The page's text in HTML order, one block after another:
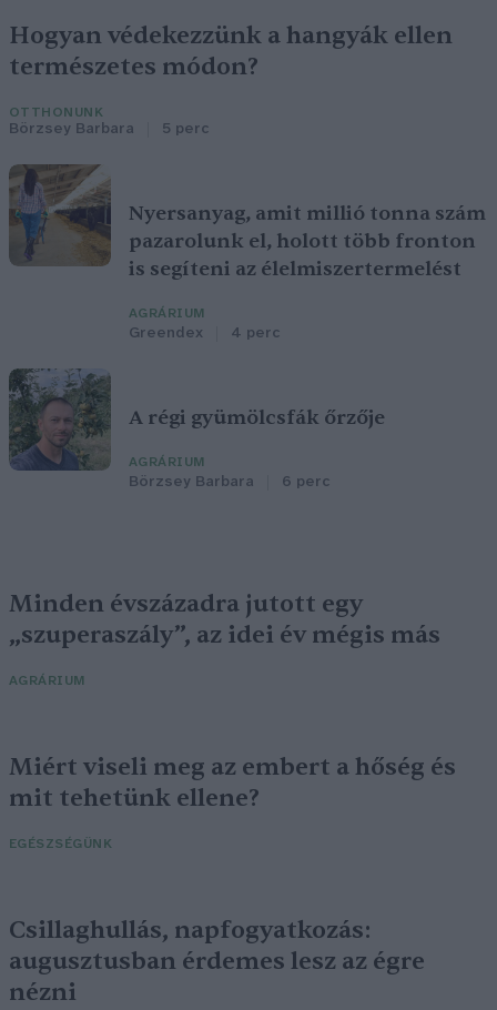
Hogyan védekezzünk a hangyák ellen
természetes módon?
OTTHONUNK
Börzsey Barbara 5 perc
Nyersanyag, amit millió tonna szám
pazarolunk el, holott több fronton
is segíteni az élelmiszertermelést
AGRÁRIUM
Greendex 4 perc
A régi gyümölcsfák őrzője
AGRÁRIUM
Börzsey Barbara 6 perc
Minden évszázadra jutott egy
„szuperaszály”, az idei év mégis más
AGRÁRIUM
Miért viseli meg az embert a hőség és
mit tehetünk ellene?
EGÉSZSÉGÜNK
Csillaghullás, napfogyatkozás:
augusztusban érdemes lesz az égre
nézni